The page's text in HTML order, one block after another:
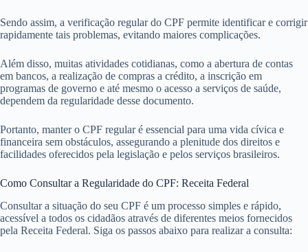
Sendo assim, a verificação regular do CPF permite identificar e corrigir
rapidamente tais problemas, evitando maiores complicações.
Além disso, muitas atividades cotidianas, como a abertura de contas
em bancos, a realização de compras a crédito, a inscrição em
programas de governo e até mesmo o acesso a serviços de saúde,
dependem da regularidade desse documento.
Portanto, manter o CPF regular é essencial para uma vida cívica e
financeira sem obstáculos, assegurando a plenitude dos direitos e
facilidades oferecidos pela legislação e pelos serviços brasileiros.
Como Consultar a Regularidade do CPF: Receita Federal
Consultar a situação do seu CPF é um processo simples e rápido,
acessível a todos os cidadãos através de diferentes meios fornecidos
pela Receita Federal. Siga os passos abaixo para realizar a consulta: